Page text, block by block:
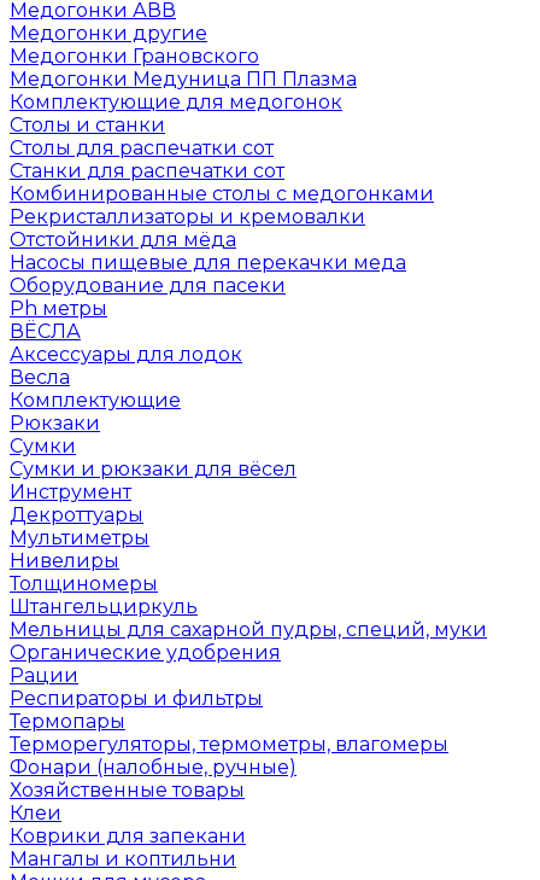
Медогонки АВВ
Медогонки другие
Медогонки Грановского
Медогонки Медуница ПП Плазма
Комплектующие для медогонок
Столы и станки
Столы для распечатки сот
Станки для распечатки сот
Комбинированные столы с медогонками
Рекристаллизаторы и кремовалки
Отстойники для мёда
Насосы пищевые для перекачки меда
Оборудование для пасеки
Ph метры
ВЁСЛА
Аксессуары для лодок
Весла
Комплектующие
Рюкзаки
Сумки
Сумки и рюкзаки для вёсел
Инструмент
Декроттуары
Мультиметры
Нивелиры
Толщиномеры
Штангельциркуль
Мельницы для сахарной пудры, специй, муки
Органические удобрения
Рации
Респираторы и фильтры
Термопары
Терморегуляторы, термометры, влагомеры
Фонари (налобные, ручные)
Хозяйственные товары
Клеи
Коврики для запекани
Мангалы и коптильни